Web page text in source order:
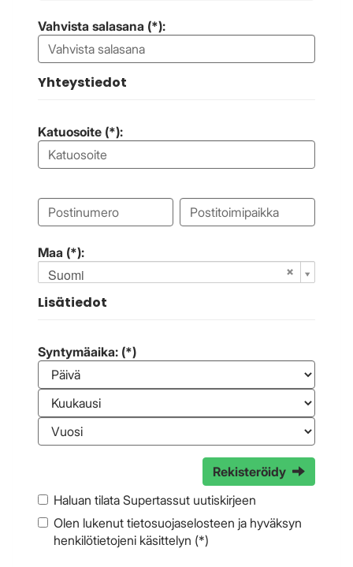
Vahvista salasana (*):
Yhteystiedot
Katuosoite (*):
Maa (*):
Suomi
Lisätiedot
Syntymäaika: (*)
Rekisteröidy
Haluan tilata Supertassut uutiskirjeen
Olen lukenut tietosuojaselosteen ja hyväksyn
henkilötietojeni käsittelyn (*)